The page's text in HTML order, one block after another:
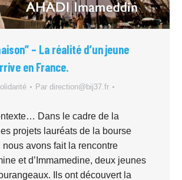
– La réalité d’un jeune
en France.
Par direction@bij37.fr
Dans le cadre de la
projets lauréats de la bourse
nous avons fait la rencontre
et d’Immamedine, deux jeunes
Ils ont découvert la